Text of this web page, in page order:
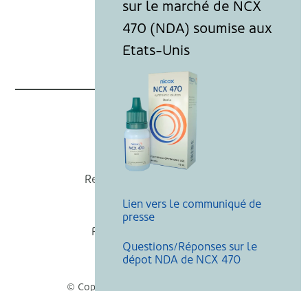
Nicox
Recevoir nos actualités
Mentions légales
Politique de cookies
Recherche
© Copyright Nicox, Tous droits réservés
Lien vers le communiqué de
presse
Questions/Réponses sur le
dépot NDA de NCX 470